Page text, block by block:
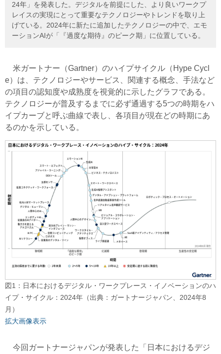
24年」を発表した。デジタルを前提にした、より良いワークプ
レイスの実現にとって重要なテクノロジーやトレンドを取り上
げている。2024年に新たに追加したテクノロジーの中で、エモ
ーションAIが「『過度な期待』のピーク期」に位置している。
米ガートナー（Gartner）のハイプサイクル（Hype Cycl
e）は、テクノロジーやサービス、関連する概念、手法など
の項目の認知度や成熟度を視覚的に示したグラフである。
テクノロジーが普及するまでに必ず通過する5つの時期をハ
イプカーブと呼ぶ曲線で表し、各項目が現在どの時期にあ
るのかを示している。
図1：日本におけるデジタル・ワークプレース・イノベーションのハ
イプ・サイクル：2024年（出典：ガートナージャパン、2024年8
月）
拡大画像表示
今回ガートナージャパンが発表した「日本におけるデジ